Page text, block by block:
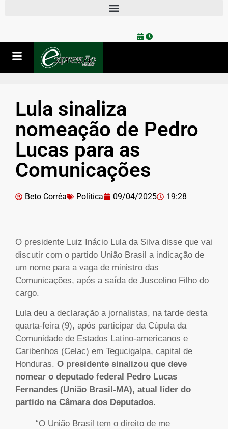
Lula sinaliza
nomeação de Pedro
Lucas para as
Comunicações
Beto Corrêa Política 09/04/2025 19:28
O presidente Luiz Inácio Lula da Silva disse que vai
discutir com o partido União Brasil a indicação de
um nome para a vaga de ministro das
Comunicações, após a saída de Juscelino Filho do
cargo.
Lula deu a declaração a jornalistas, na tarde desta
quarta-feira (9), após participar da Cúpula da
Comunidade de Estados Latino-americanos e
Caribenhos (Celac) em Tegucigalpa, capital de
Honduras. O presidente sinalizou que deve
nomear o deputado federal Pedro Lucas
Fernandes (União Brasil-MA), atual líder do
partido na Câmara dos Deputados.
“O União Brasil tem o direito de me